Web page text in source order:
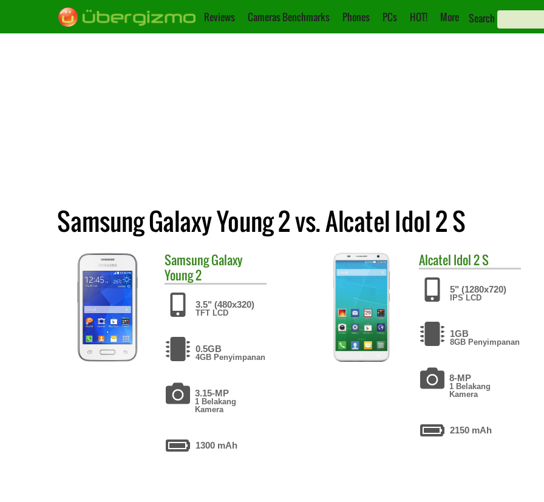
Reviews Cameras Benchmarks Phones PCs HOT! More Search
Samsung Galaxy Young 2 vs. Alcatel Idol 2 S
SamsungGalaxy
Young 2
3.5" (480x320)
TFT LCD
0.5GB
4GB Penyimpanan
3.15-MP
1 Belakang
Kamera
1300 mAh
Alcatel Idol 2 S
5" (1280x720)
IPS LCD
1GB
8GB Penyimpanan
8-MP
1 Belakang
Kamera
2150 mAh